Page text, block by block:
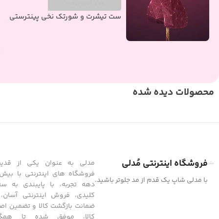
ست تیشرت و شورتک نخی پینترستی
محصولات دیده شده
فروشگاه اینترنتی مُدلی
با مدلی شاپ یک قدم از مد جلوتر باشید.
مدلی به عنوان یکی از
فروشگاه های اینترنتی با
دهه تجربه، با پایبندی به
ضمانت بازگشت کالا و تضمین